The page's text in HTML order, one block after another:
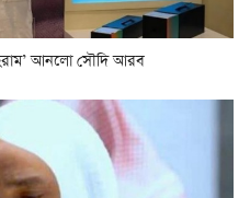
আনলো সৌদি আরব